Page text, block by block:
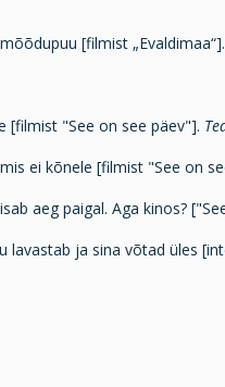
[filmist „Evaldimaa“].
[filmist "See on see päev"].
ei kõnele [filmist "See on
aeg paigal. Aga kinos?
lavastab ja sina võtad üles